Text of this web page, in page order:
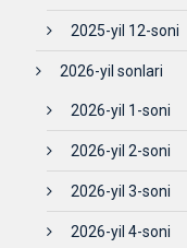
2025-yil 12-soni
2026-yil sonlari
2026-yil 1-soni
2026-yil 2-soni
2026-yil 3-soni
2026-yil 4-soni